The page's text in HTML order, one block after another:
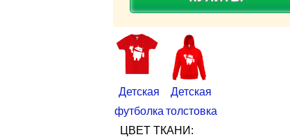
Детская
футболка
Детская
толстовка
ЦВЕТ ТКАНИ: